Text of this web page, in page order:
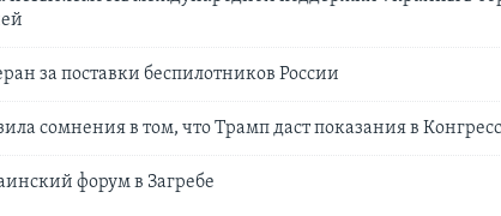
за поставки беспилотников России
сомнения в том, что Трамп даст показания в
форум в Загребе